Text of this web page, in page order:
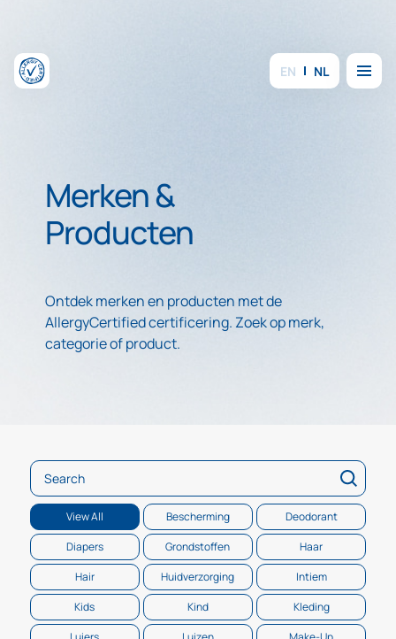
EN NL Menu
Merken &
Producten
Ontdek merken en producten met de
AllergyCertified certificering. Zoek op merk,
categorie of product.
Search
View All Bescherming
Deodorant
Diapers
Grondstoffen
Haar
Hair
Huidverzorging
Intiem
Kids
Kind
Kleding